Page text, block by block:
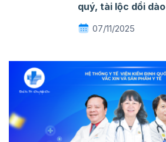
quý, tài lộc dồi dào
07/11/2025